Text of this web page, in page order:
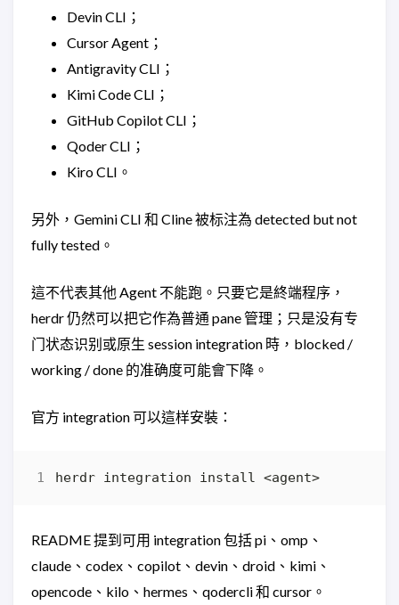
Devin CLI；
Cursor Agent；
Antigravity CLI；
Kimi Code CLI；
GitHub Copilot CLI；
Qoder CLI；
Kiro CLI。
另外，Gemini CLI 和 Cline 被标注為 detected but not
fully tested。
這不代表其他 Agent 不能跑。只要它是終端程序，
herdr 仍然可以把它作為普通 pane 管理；只是没有专
门状态识别或原生 session integration 時，blocked /
working / done 的准确度可能會下降。
官方 integration 可以這样安裝：
README 提到可用 integration 包括 pi、omp、
claude、codex、copilot、devin、droid、kimi、
opencode、kilo、hermes、qodercli 和 cursor。